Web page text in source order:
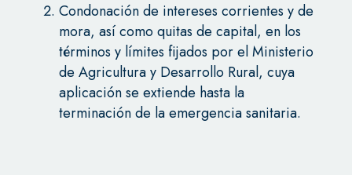
Condonación de intereses corrientes y de
mora, así como quitas de capital, en los
términos y límites fijados por el Ministerio
de Agricultura y Desarrollo Rural, cuya
aplicación se extiende hasta la
terminación de la emergencia sanitaria.